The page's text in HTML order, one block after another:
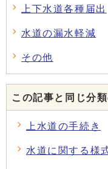
上下水道各種届出
水道の漏水軽減
その他
この記事と同じ分
上水道の手続き
水道に関する様